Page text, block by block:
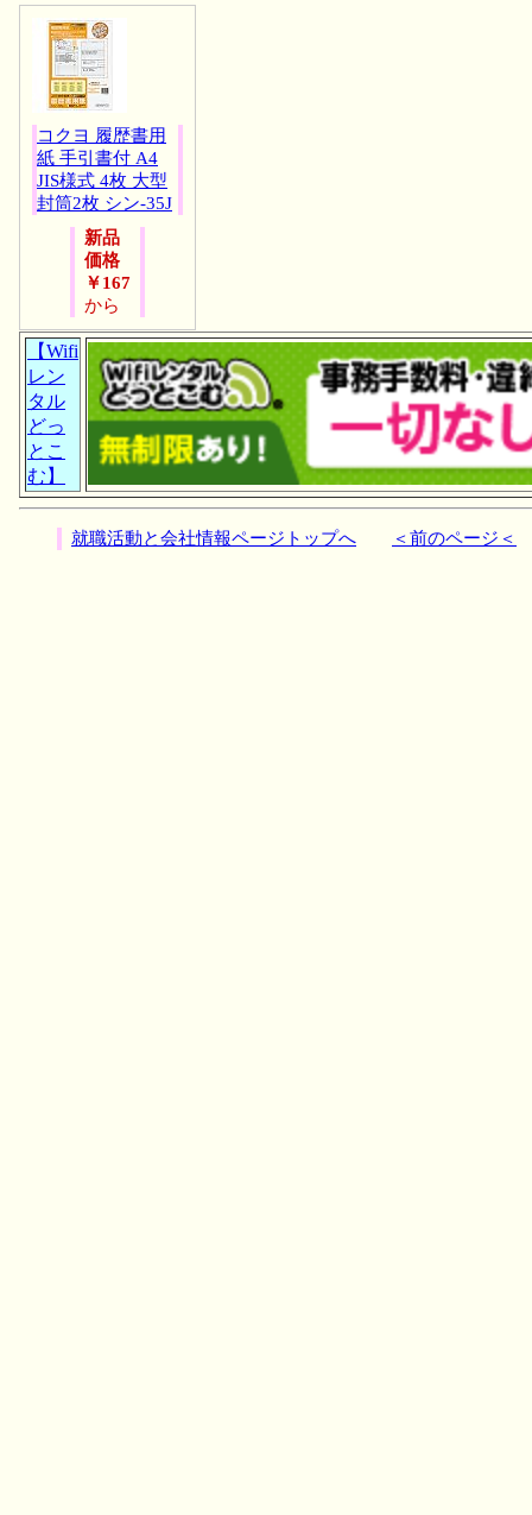
コクヨ 履歴書用
紙 手引書付 A4
JIS様式 4枚 大型
封筒2枚 シン-35J
新品
価格
￥167
から
【Wifi
レン
タル
どっ
とこ
む】
就職活動と会社情報ページトップへ ＜前のページ＜